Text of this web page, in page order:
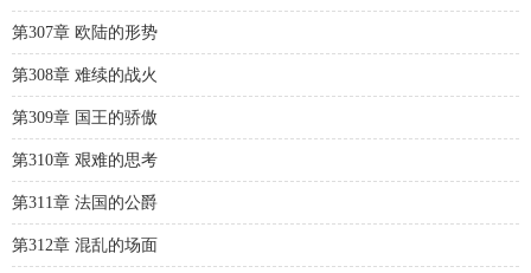
第307章 欧陆的形势
第308章 难续的战火
第309章 国王的骄傲
第310章 艰难的思考
第311章 法国的公爵
第312章 混乱的场面